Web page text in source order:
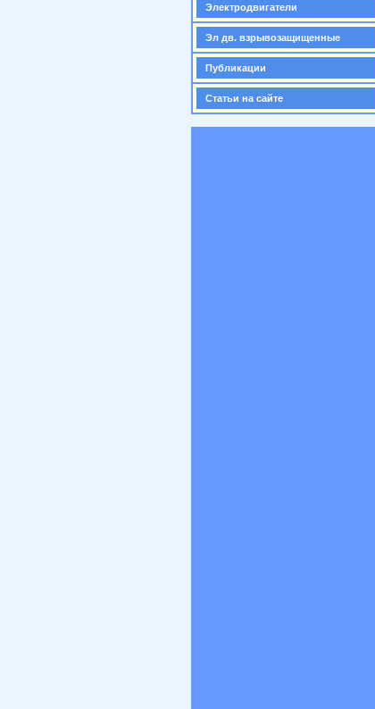
Электродвигатели
Эл дв. взрывозащищенные
Публикации
Статьи на сайте